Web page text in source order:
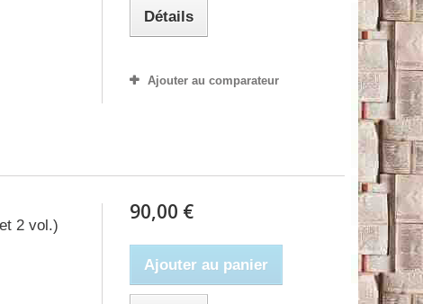
Détails
Ajouter au comparateur
2 vol.)
90,00 €
Ajouter au panier